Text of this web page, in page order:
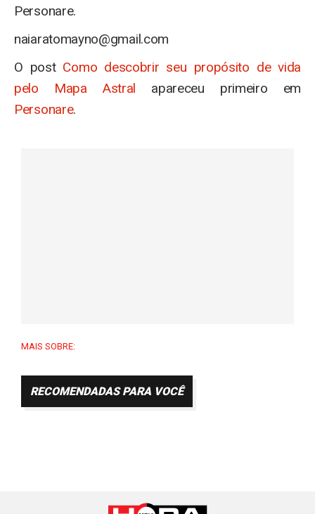
Personare.
naiaratomayno@gmail.com
O post Como descobrir seu propósito de vida
pelo Mapa Astral apareceu primeiro em
Personare.
MAIS SOBRE:
RECOMENDADAS PARA VOCÊ